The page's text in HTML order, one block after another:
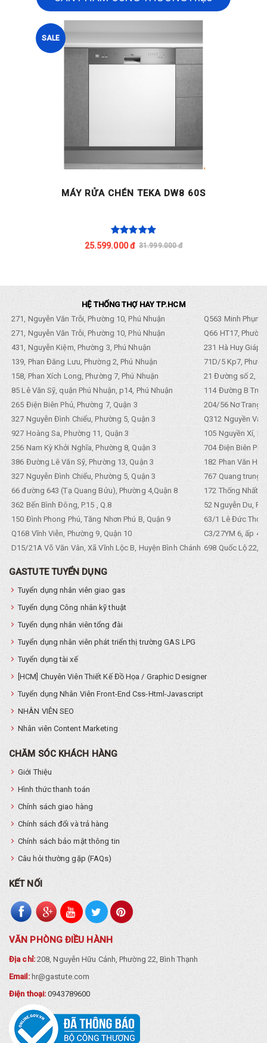
SALE
MÁY RỬA CHÉN TEKA DW8 60S
25.599.000 đ 31.999.000 đ
HỆ THỐNG THỢ HAY TP.HCM
271, Nguyễn Văn Trỗi, Phường 10, Phú Nhuận
Q563 Minh
271, Nguyễn Văn Trỗi, Phường 10, Phú Nhuận
Q66 HT17,
431, Nguyễn Kiệm, Phường 3, Phú Nhuận
231 Hà Huy Giáp,
139, Phan Đăng Lưu, Phường 2, Phú Nhuận
71D/5 Kp7,
158, Phan Xích Long, Phường 7, Phú Nhuận
21 Đường số 2,
85 Lê Văn Sỹ, quận Phú Nhuận, p14, Phú Nhuận
114 Đường B
265 Điện Biên Phủ, Phường 7, Quận 3
204/56 Nơ Trang
327 Nguyễn Đình Chiểu, Phường 5, Quận 3
Q312 Nguyền
927 Hoàng Sa, Phường 11, Quận 3
105 Nguyền Xí,
256 Nam Kỳ Khởi Nghĩa, Phường 8, Quận 3
704 Điện Biên
386 Đường Lê Văn Sỹ, Phường 13, Quận 3
182 Phan Văn
327 Nguyễn Đình Chiểu, Phường 5, Quận 3
767 Quang trung,
66 đường 643 (Tạ Quang Bửu), Phường 4,Quận 8
172 Thống Nhất.
362 Bến Bình Đông, P.15 , Q.8
52 Nguyễn Du,
150 Đình Phong Phú, Tăng Nhơn Phú B, Quận 9
63/1 Lê Đức Thọ,
Q168 Vĩnh Viễn, Phường 9, Quận 10
C3/27YM 6, ấp 4,
D15/21A Võ Văn Vân, Xã Vĩnh Lộc B, Huyện Bình Chánh 698 Quốc Lộ 22,
GASTUTE TUYỂN DỤNG
Tuyển dụng nhân viên giao gas
Tuyển dụng Công nhân kỹ thuật
Tuyển dụng nhân viên tổng đài
Tuyển dụng nhân viên phát triển thị trường GAS LPG
Tuyển dụng tài xế
[HCM] Chuyên Viên Thiết Kế Đồ Họa / Graphic Designer
Tuyển dụng Nhân Viên Front-End Css-Html-Javascript
NHÂN VIÊN SEO
Nhân viên Content Marketing
CHĂM SÓC KHÁCH HÀNG
Giới Thiệu
Hình thức thanh toán
Chính sách giao hàng
Chính sách đổi và trả hàng
Chính sách bảo mật thông tin
Câu hỏi thường gặp (FAQs)
KẾT NỐI
VĂN PHÒNG ĐIỀU HÀNH
Địa chỉ:208, Nguyễn Hữu Cảnh, Phường 22, Bình Thạnh
Email: hr@gastute.com
Điện thoại:0943789600